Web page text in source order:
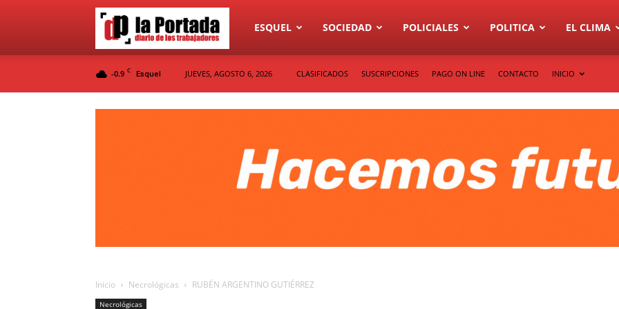
Diario
La
ESQUEL SOCIEDAD POLICIALES POLITICA EL CLIMA
-0.9 C Esquel JUEVES, AGOSTO 6, 2026 CLASIFICADOS SUSCRIPCIONES PAGO ON LINE CONTACTO INICIO
Inicio Necrológicas RUBÉN ARGENTINO GUTIÉRREZ
Necrológicas